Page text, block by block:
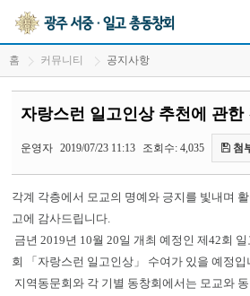
홈 커뮤니티 공지사항
자랑스런 일고인상 추천에 관한
운영자 2019/07/23 11:13 조회수: 4,035 첨
각계 각층에서 모교의 명예와 긍지를 빛내며
고에 감사드립니다.
금년 2019년 10월 20일 개최 예정인 제42회
회 「자랑스런 일고인상」 수여가 있을 예정입
지역동문회와 각 기별 동창회에서는 모교와